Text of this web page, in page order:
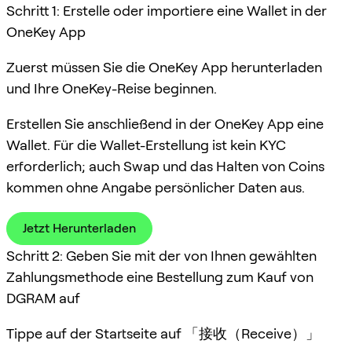
Schritt 1: Erstelle oder importiere eine Wallet in der
OneKey App
Zuerst müssen Sie die OneKey App herunterladen
und Ihre OneKey-Reise beginnen.
Erstellen Sie anschließend in der OneKey App eine
Wallet. Für die Wallet-Erstellung ist kein KYC
erforderlich; auch Swap und das Halten von Coins
kommen ohne Angabe persönlicher Daten aus.
Jetzt Herunterladen
Schritt 2: Geben Sie mit der von Ihnen gewählten
Zahlungsmethode eine Bestellung zum Kauf von
DGRAM auf
Tippe auf der Startseite auf 「接收（Receive）」